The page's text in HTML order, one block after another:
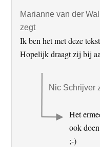
Marianne van der Wal
zegt
Ik ben het met deze
Hopelijk draagt zij bij
Nic Schrijver
Het
ook
;-)